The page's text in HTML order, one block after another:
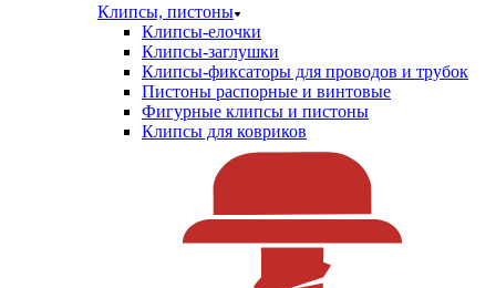
Клипсы, пистоны
Клипсы-елочки
Клипсы-заглушки
Клипсы-фиксаторы для проводов и трубок
Пистоны распорные и винтовые
Фигурные клипсы и пистоны
Клипсы для ковриков